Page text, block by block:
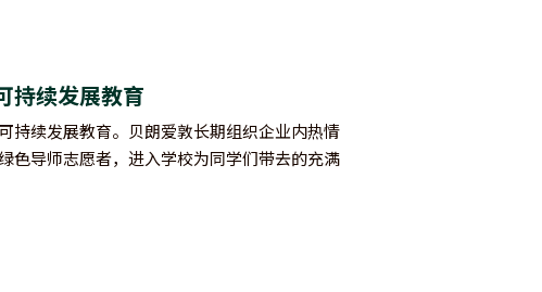
持续发展教育
持续发展教育。贝朗爱敦长期组织企业内热情
色导师志愿者，进入学校为同学们带去的充满